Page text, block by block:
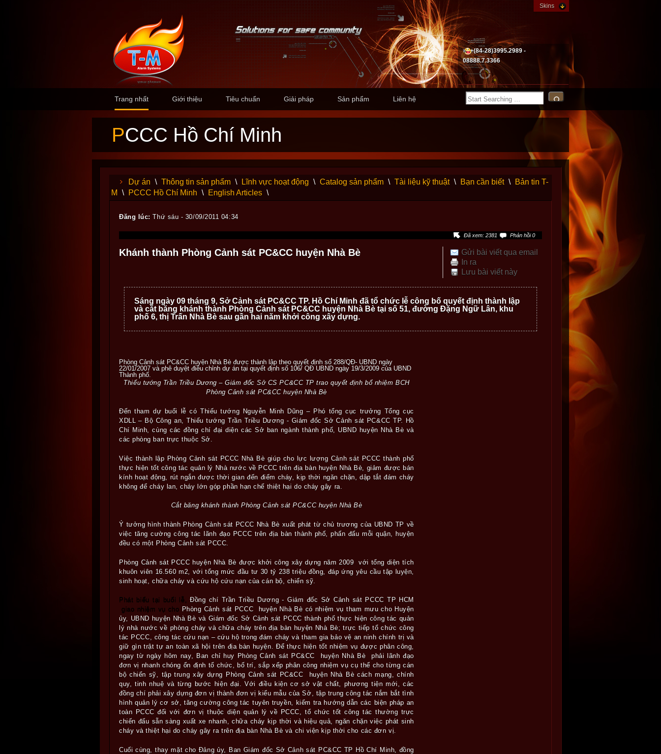
Skins
+(84-28)3995.2989 -
08888.7.3366
Trang nhất Giới thiệu Tiêu chuẩn Giải pháp Sản phẩm Liên hệ
PCCC Hồ Chí Minh
Dự án \ Thông tin sản phẩm \ Lĩnh vực hoạt động \ Catalog sản phẩm \ Tài liệu kỹ thuật \ Bạn cần biết \
Bản tin T-
M
\ PCCC Hồ Chí Minh \ English Articles \
Đăng lúc: Thứ sáu - 30/09/2011 04:34
Đã xem: 2381 Phản hồi 0
Gửi bài viết qua email
In ra
Lưu bài viết này
Khánh thành Phòng Cảnh sát PC&CC huyện Nhà Bè
Sáng ngày 09 tháng 9, Sở Cảnh sát PC&CC TP. Hồ Chí Minh đã tổ chức lễ công bố quyết định thành lập
và cắt băng khánh thành Phòng Cảnh sát PC&CC huyện Nhà Bè tại số 51, đường Đặng Ngữ Lân, khu
phố 6, thị Trấn Nhà Bè sau gần hai năm khởi công xây dựng.
Phòng Cảnh sát PC&CC huyện Nhà Bè được thành lập theo quyết định số 288/QĐ- UBND ngày
22/01/2007 và phê duyệt điều chỉnh dự án tại quyết định số 106/ QĐ UBND ngày 19/3/2009 của UBND
Thành phố.
Thiếu tướng Trần Triều Dương – Giám đốc Sở CS PC&CC TP trao quyết định bổ nhiệm BCH
Phòng Cảnh sát PC&CC huyện Nhà Bè
Đến tham dự buổi lễ có Thiếu tướng Nguyễn Minh Dũng – Phó tổng cục trưởng Tổng cục
XDLL – Bộ Công an, Thiếu tướng Trần Triều Dương - Giám đốc Sở Cảnh sát PC&CC TP. Hồ
Chí Minh, cùng các đồng chí đại diện các Sở ban ngành thành phố, UBND huyện Nhà Bè và
các phòng ban trực thuộc Sở.
Việc thành lập PhòngCảnh sát PCCC Nhà Bè giúp cho lực lượng Cảnh sát PCCC thành phố
thực hiện tốt công tác quản lý Nhà nước về PCCC trên địa bàn huyện Nhà Bè, giảm được bán
kính hoạt động, rút ngắn được thời gian đến điểm cháy, kịp thời ngăn chặn, dập tắt đám cháy
không để cháy lan, cháy lớn góp phần hạn chế thiệt hại do cháy gây ra.
Cắt băng khánh thành Phòng Cảnh sát PC&CC huyện Nhà Bè
Ý tưởng hình thành Phòng Cảnh sát PCCC Nhà Bè xuất phát từ chủ trương của UBND TP về
việc tăng cường công tác lãnh đạo PCCC trên địa bàn thành phố, phấn đấu mỗi quận, huyện
đều có một Phòng Cảnh sát PCCC.
Phòng Cảnh sát PCCC huyện Nhà Bè được khởi công xây dựng năm 2009 với tổng diện tích
khuôn viên 16.560 m2, với tổng mức đầu tư 30 tỷ 238 triệu đồng, đáp ứng yêu cầu tập luyện,
sinh hoạt, chữa cháy và cứu hộ cứu nạn của cán bộ, chiến sỹ.
Phát biểu tại buổi lễ,Đồng chí Trần Triều Dương - Giám đốc Sở Cảnh sát PCCC TP HCM
giao nhiệm vụ cho Phòng Cảnh sát PCCC huyện Nhà Bè có nhiệm vụ tham mưu cho Huyện
ủy, UBND huyện Nhà Bè và Giám đốc Sở Cảnh sát PCCC thành phố thực hiện công tác quản
lý nhà nước về phòng cháy và chữa cháy trên địa bàn huyện Nhà Bè; trực tiếp tổ chức công
tác PCCC, công tác cứu nạn – cứu hộ trong đám cháy và tham gia bảo vệ an ninh chính trị và
giữ gìn trật tự an toàn xã hội trên địa bàn huyện. Để thực hiện tốt nhiệm vụ được phân công,
ngay từ ngày hôm nay, Ban chỉ huy Phòng Cảnh sát PC&CC huyện Nhà Bè phải lãnh đạo
đơn vị nhanh chóng ổn định tổ chức, bố trí, sắp xếp phân công nhiệm vụ cụ thể cho từng cán
bộ chiến sỹ, tập trung xây dựng Phòng Cảnh sát PC&CC huyện Nhà Bè cách mạng, chính
quy, tinh nhuệ và từng bước hiện đại. Với điều kiện cơ sở vật chất, phương tiện mới, các
đồng chí phải xây dựng đơn vị thành đơn vị kiểu mẫu của Sở, tập trung công tác nắm bắt tình
hình quản lý cơ sở, tăng cường công tác tuyên truyền, kiểm tra hướng dẫn các biện pháp an
toàn PCCC đối với đơn vị thuộc diện quản lý về PCCC, tổ chức tốt công tác thường trực
chiến đấu sẵn sàng xuất xe nhanh, chữa cháy kịp thời và hiệu quả, ngăn chặn việc phát sinh
cháy và thiệt hại do cháy gây ra trên địa bàn Nhà Bè và chi viện kịp thời cho các đơn vị.
Cuối cùng, thay mặt cho Đảng ủy, Ban Giám đốc Sở Cảnh sát PC&CC TP Hồ Chí Minh, đồng